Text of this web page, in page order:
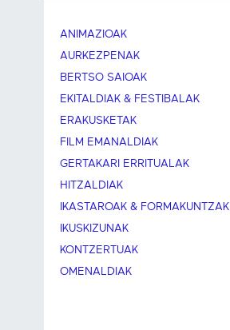
ANIMAZIOAK
AURKEZPENAK
BERTSO SAIOAK
EKITALDIAK & FESTIBALAK
ERAKUSKETAK
FILM EMANALDIAK
GERTAKARI ERRITUALAK
HITZALDIAK
IKASTAROAK & FORMAKUNTZAK
IKUSKIZUNAK
KONTZERTUAK
OMENALDIAK